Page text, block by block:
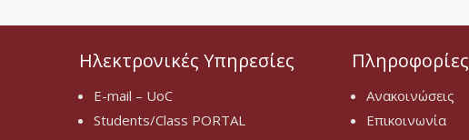
Ηλεκτρονικές Υπηρεσίες
E-mail – UoC
Students/Class PORTAL
Πληροφορίες
Ανακοινώσεις
Επικοινωνία